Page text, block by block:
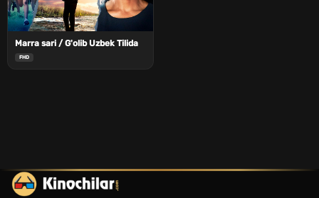
Marra sari / G'olib Uzbek Tilida
FHD